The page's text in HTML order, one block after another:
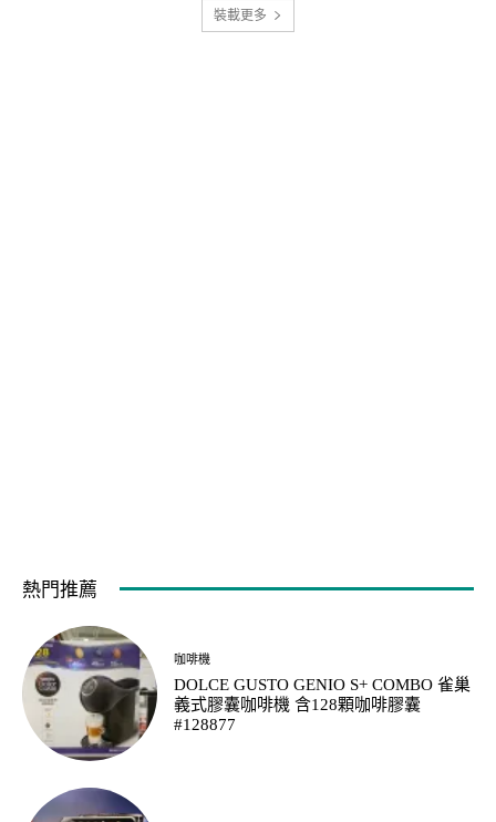
裝載更多
熱門推薦
咖啡機
DOLCE GUSTO GENIO S+ COMBO 雀巢
義式膠囊咖啡機 含128顆咖啡膠囊
#128877